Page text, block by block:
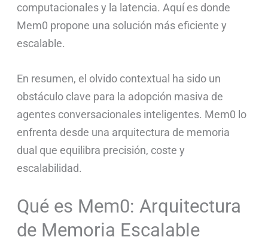
computacionales y la latencia. Aquí es donde
Mem0 propone una solución más eficiente y
escalable.
En resumen, el olvido contextual ha sido un
obstáculo clave para la adopción masiva de
agentes conversacionales inteligentes. Mem0 lo
enfrenta desde una arquitectura de memoria
dual que equilibra precisión, coste y
escalabilidad.
Qué es Mem0: Arquitectura
de Memoria Escalable